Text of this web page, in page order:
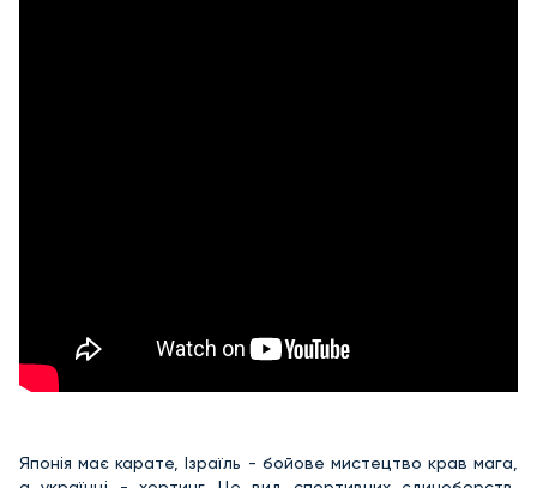
Японія має карате, Ізраїль - бойове мистецтво крав мага,